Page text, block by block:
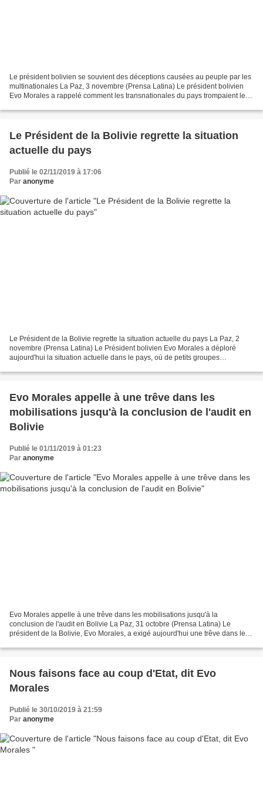
Le président bolivien se souvient des déceptions causées au peuple par les
multinationales La Paz, 3 novembre (Prensa Latina) Le président bolivien
Evo Morales a rappelé comment les transnationales du pays trompaient les
Le Président de la Bolivie regrette la situation
actuelle du pays
Publié le 02/11/2019 à 17:06
Par anonyme
Le Président de la Bolivie regrette la situation actuelle du pays La Paz, 2
novembre (Prensa Latina) Le Président bolivien Evo Morales a déploré
aujourd'hui la situation actuelle dans le pays, où de petits groupes
Evo Morales appelle à une trêve dans les
mobilisations jusqu'à la conclusion de l'audit en
Bolivie
Publié le 01/11/2019 à 01:23
Par anonyme
Evo Morales appelle à une trêve dans les mobilisations jusqu'à la
conclusion de l'audit en Bolivie La Paz, 31 octobre (Prensa Latina) Le
président de la Bolivie, Evo Morales, a exigé aujourd'hui une trêve dans les
Nous faisons face au coup d'Etat, dit Evo
Morales
Publié le 30/10/2019 à 21:59
Par anonyme